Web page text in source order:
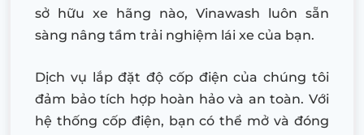
sở hữu xe hãng nào, Vinawash luôn sẵn
sàng nâng tầm trải nghiệm lái xe của bạn.
Dịch vụ lắp đặt độ cốp điện của chúng tôi
đảm bảo tích hợp hoàn hảo và an toàn. Với
hệ thống cốp điện, bạn có thể mở và đóng